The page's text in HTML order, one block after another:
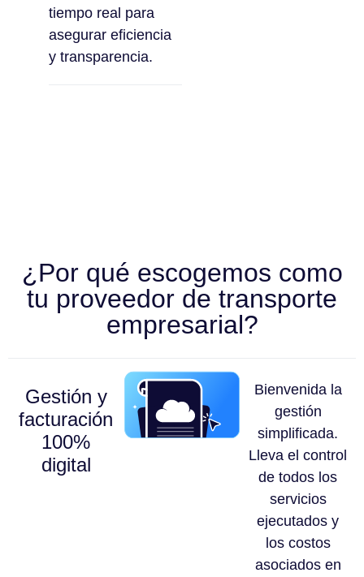
tiempo real para
asegurar eficiencia
y transparencia.
¿Por qué escogemos como
tu proveedor de transporte
empresarial?
Gestión y
facturación
100%
digital
Bienvenida la
gestión
simplificada.
Lleva el control
de todos los
servicios
ejecutados y
los costos
asociados en